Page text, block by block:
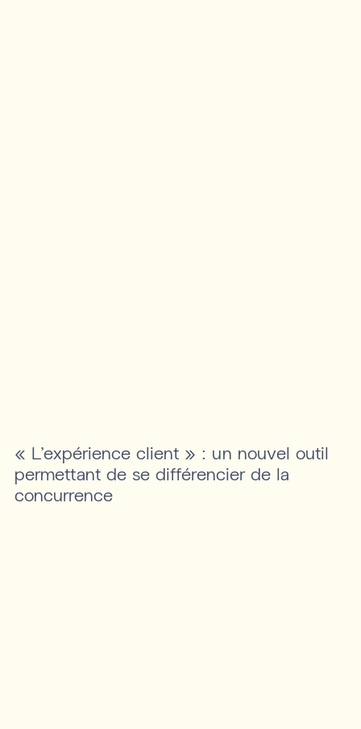
« L’expérience client » : un nouvel outil
permettant de se différencier de la
concurrence